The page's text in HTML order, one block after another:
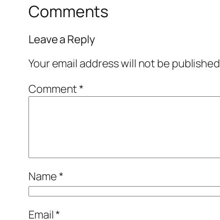
Comments
Leave a Reply
Your email address will not be
Comment*
Name*
Email*